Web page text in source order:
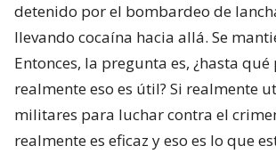
detenido por el bombardeo de
llevando cocaína hacia allá. Se
Entonces, la pregunta es, ¿hasta
realmente eso es útil? Si realmente
militares para luchar contra el
realmente es eficaz y eso es lo que